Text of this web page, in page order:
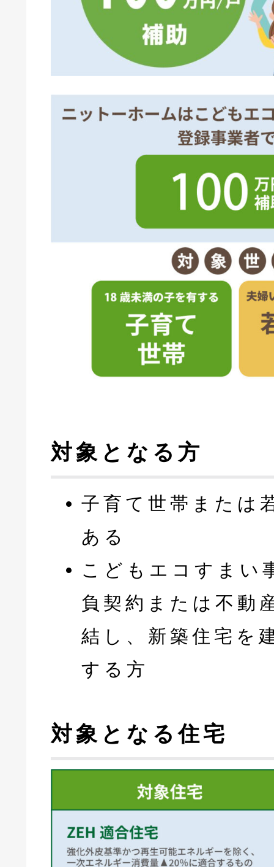
対象となる方
子育て世帯または
ある
こどもエコすまい
負契約または不動
結し、新築住宅を
する方
対象となる住宅